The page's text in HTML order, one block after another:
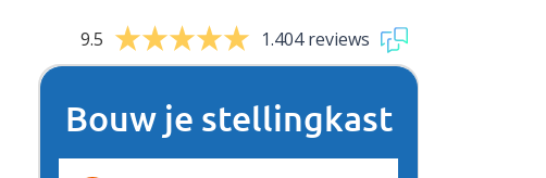
9.5 1.404 reviews
Bouw je stellingkast